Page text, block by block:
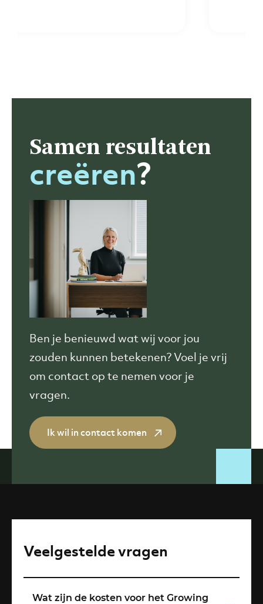
Samen resultaten
creëren?
Ben je benieuwd wat wij voor jou
zouden kunnen betekenen? Voel je vrij
om contact op te nemen voor je
vragen.
Ik wil in contact komen
Veelgestelde vragen
Wat zijn de kosten voor het Growing